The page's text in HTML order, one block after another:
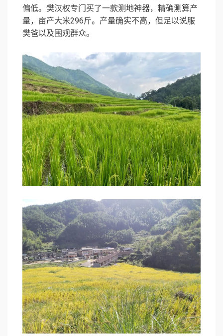
偏低。樊汉权专门买了一款测地神器，精确测算产
量，亩产大米296斤。产量确实不高，但足以说服
樊爸以及围观群众。